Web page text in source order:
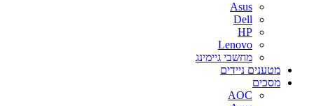
Asus
Dell
HP
Lenovo
מחשבי גיימינג
מטענים ניידים
מסכים
AOC